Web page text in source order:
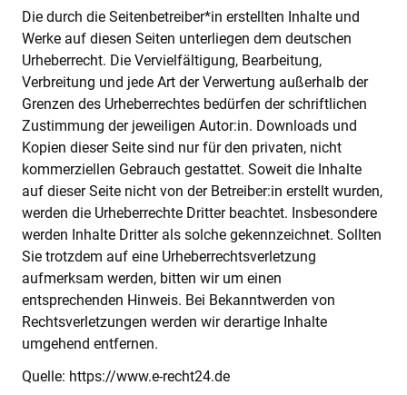
Die durch die Seitenbetreiber*in erstellten Inhalte und
Werke auf diesen Seiten unterliegen dem deutschen
Urheberrecht. Die Vervielfältigung, Bearbeitung,
Verbreitung und jede Art der Verwertung außerhalb der
Grenzen des Urheberrechtes bedürfen der schriftlichen
Zustimmung der jeweiligen Autor:in. Downloads und
Kopien dieser Seite sind nur für den privaten, nicht
kommerziellen Gebrauch gestattet. Soweit die Inhalte
auf dieser Seite nicht von der Betreiber:in erstellt wurden,
werden die Urheberrechte Dritter beachtet. Insbesondere
werden Inhalte Dritter als solche gekennzeichnet. Sollten
Sie trotzdem auf eine Urheberrechtsverletzung
aufmerksam werden, bitten wir um einen
entsprechenden Hinweis. Bei Bekanntwerden von
Rechtsverletzungen werden wir derartige Inhalte
umgehend entfernen.
Quelle: https://www.e-recht24.de